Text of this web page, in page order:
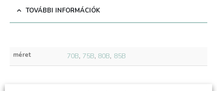
TOVÁBBI INFORMÁCIÓK
méret 70B, 75B, 80B, 85B